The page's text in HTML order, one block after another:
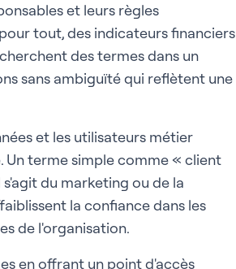
et leurs règles
tout, des indicateurs financiers
des termes dans un
sans ambiguïté qui reflètent une
et les utilisateurs métier
terme simple comme « client
du marketing ou de la
la confiance dans les
de l'organisation.
en offrant un point d'accès